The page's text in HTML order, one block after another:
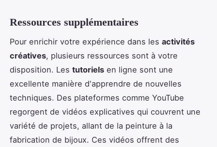
Ressources supplémentaires
Pour enrichir votre expérience dans les activités
créatives, plusieurs ressources sont à votre
disposition. Les tutoriels en ligne sont une
excellente manière d'apprendre de nouvelles
techniques. Des plateformes comme YouTube
regorgent de vidéos explicatives qui couvrent une
variété de projets, allant de la peinture à la
fabrication de bijoux. Ces vidéos offrent des